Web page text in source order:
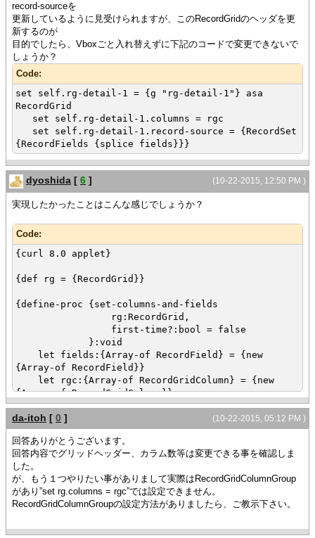
record-sourceを
更新しているように見受けられますが、このRecordGridのヘッダを更
新するのが
目的でしたら、Vboxごと入れ替えずに下記のコードで変更できないで
しょうか？
Code:
set self.rg-detail-1 = {g "rg-detail-1"} asa
RecordGrid
set self.rg-detail-1.columns = rgc
set self.rg-detail-1.record-source = {RecordSet
{RecordFields {splice fields}}}
(10-22-2015, 12:50 PM )
dyoshida [ 6 ]
実現したかったことはこんな感じでしょうか？
Code:
{curl 8.0 applet}
{def rg = {RecordGrid}}
{define-proc {set-columns-and-fields
rg:RecordGrid,
first-time?:bool = false
}:void
let fields:{Array-of RecordField} = {new
{Array-of RecordField}}
let rgc:{Array-of RecordGridColumn} = {new
{Array-of RecordGridColumn}}
{if first-time? then
{rgc.append {RecordGridColumn "row-
header"}}
{rgc.append {RecordGridColumn "detail-
amount-1"}}
{rgc.append {RecordGridColumn "detail-
amount-2"}}
{rgc.append {RecordGridColumn "detail-
{fields.append {RecordField "row-header",
(10-22-2015, 05:12 PM )
da-itoh [ 0 ]
回答ありがとうございます。
回答内容でグリッドヘッダー、カラム数等は変更できる事を確認しま
した。
が、もう１つやりたい事がありまして実際はRecordGridColumnGroup
があり”set rg.columns = rgc”では設定できません。
RecordGridColumnGroupの設定方法がありましたら、ご教示下さい。